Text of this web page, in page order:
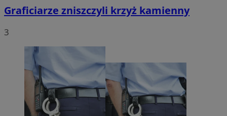
Graficiarze zniszczyli krzyż kamienny
3